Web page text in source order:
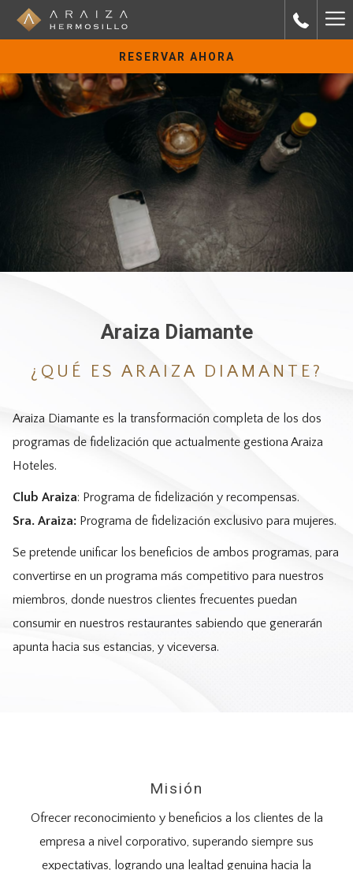
RESERVAR AHORA
Araiza Diamante
¿QUÉ ES ARAIZA DIAMANTE?
Araiza Diamante es la transformación completa de los dos
programas de fidelización que actualmente gestiona Araiza
Hoteles.
Club Araiza: Programa de fidelización y recompensas.
Sra. Araiza: Programa de fidelización exclusivo para mujeres.
Se pretende unificar los beneficios de ambos programas, para
convertirse en un programa más competitivo para nuestros
miembros, donde nuestros clientes frecuentes puedan
consumir en nuestros restaurantes sabiendo que generarán
apunta hacia sus estancias, y viceversa.
Misión
Ofrecer reconocimiento y beneficios a los clientes de la
empresa a nivel corporativo, superando siempre sus
expectativas, logrando una lealtad genuina hacia la